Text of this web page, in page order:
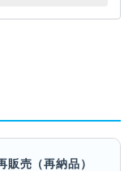
売（再納品）